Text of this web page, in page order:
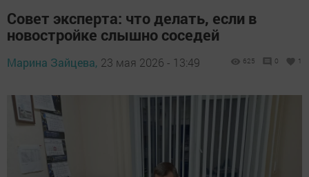
Совет эксперта: что делать, если в
новостройке слышно соседей
Марина Зайцева, 23 мая 2026 - 13:49 625 0 1